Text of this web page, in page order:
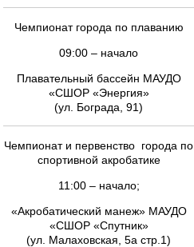
Чемпионат города по плаванию
09:00 – начало
Плавательный бассейн МАУДО
«СШОР «Энергия»
(ул. Бограда, 91)
Чемпионат и первенство города по
спортивной акробатике
11:00 – начало;
«Акробатический манеж» МАУДО
«СШОР «Спутник»
(ул. Малаховская, 5а стр.1)